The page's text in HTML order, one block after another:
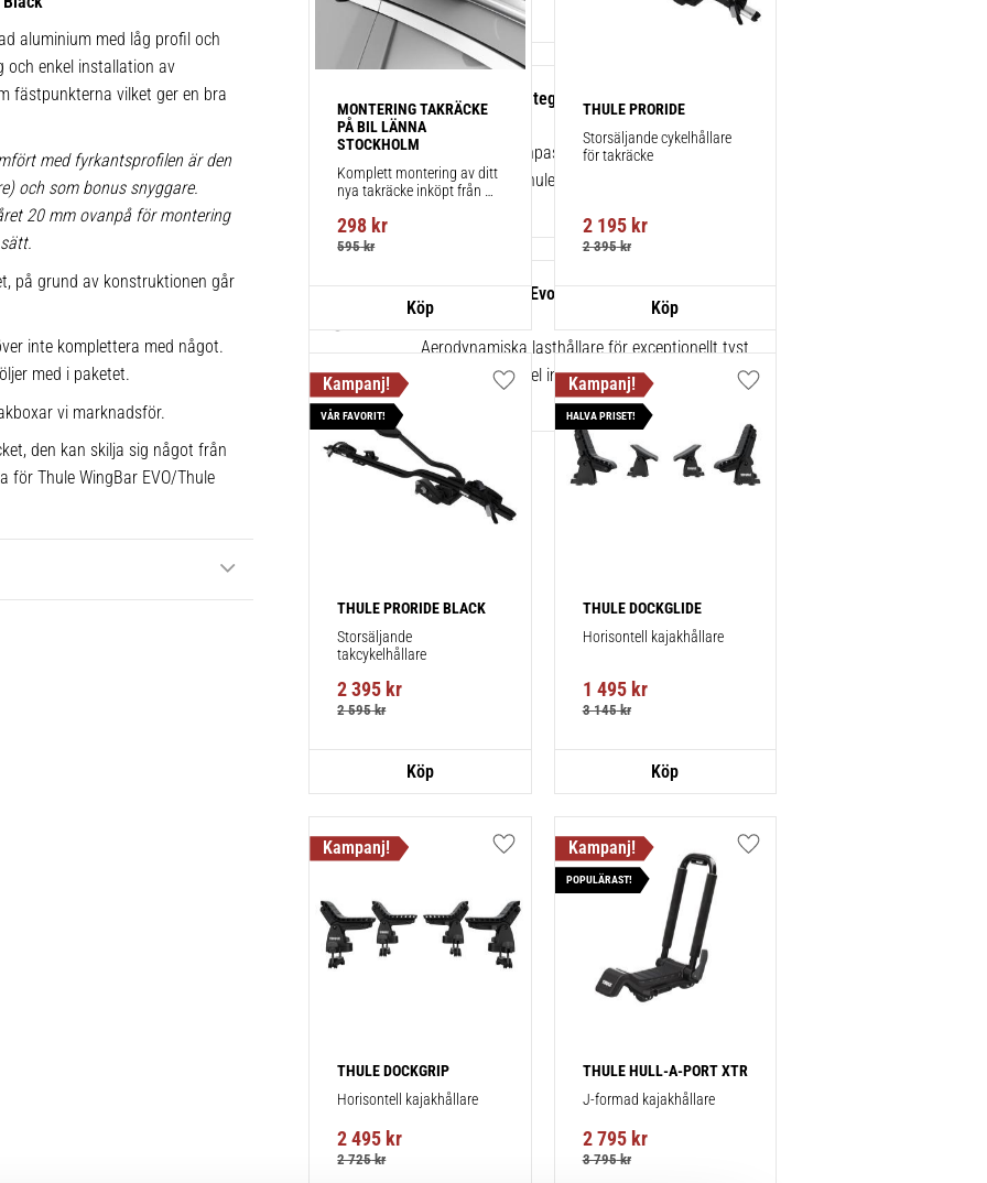
aluminium med låg profil och
och enkel installation av
fästpunkterna vilket ger en bra
med fyrkantsprofilen är den
och som bonus snyggare.
20 mm ovanpå för montering
på grund av konstruktionen går
inte komplettera med något.
med i paketet.
vi marknadsför.
den kan skilja sig något från
för Thule WingBar EVO/Thule
1 st
Thule Kitsats integrerad reling/flush rails 4-
pack – 186223
Fordonsunikt anpassningskit för montering av ett
takräcke från Thule.
Thule WingBar Evo Black 135 cm 2-pack
711420
Aerodynamiska lasthållare för exceptionellt tyst
körning och enkel installation av tillbehör.
MONTERING TAKRÄCKE
PÅ BIL LÄNNA
STOCKHOLM
Komplett montering av ditt
nya takräcke inköpt från
montering på din bil.
298 kr
595kr
THULE PRORIDE
Storsäljande cykelhållare
för takräcke
2 195kr
2 395kr
THULE PRORIDE BLACK
Storsäljande
takcykelhållare
2 395 kr
2 595kr
VÅR FAVORIT!
Lägg till i favoriter
THULE DOCKGLIDE
Horisontell kajakhållare
1 495kr
3 145kr
HALVA PRISET!
Lägg till i favoriter
THULE DOCKGRIP
Horisontell kajakhållare
2 495 kr
2 725kr
Lägg till i favoriter
THULE HULL-A-PORT XTR
J-formad kajakhållare
2 795kr
3 795kr
POPULÄRAST!
Lägg till i favoriter